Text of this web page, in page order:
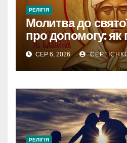
РЕЛІГІЯ
Молитва до
про допомогу: як
звертатися
СЕР 6, 2026
РЕЛІГІЯ